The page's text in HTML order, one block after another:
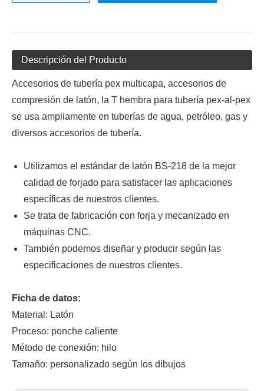
Descripción del Producto
Accesorios de tubería pex multicapa, accesorios de
compresión de latón, la T hembra para tubería pex-al-pex
se usa ampliamente en tuberías de agua, petróleo, gas y
diversos accesorios de tubería.
Utilizamos el estándar de latón BS-218 de la mejor
calidad de forjado para satisfacer las aplicaciones
específicas de nuestros clientes.
Se trata de fabricación con forja y mecanizado en
máquinas CNC.
También podemos diseñar y producir según las
especificaciones de nuestros clientes.
Ficha de datos:
Material: Latón
Proceso: ponche caliente
Método de conexión: hilo
Tamaño: personalizado según los dibujos